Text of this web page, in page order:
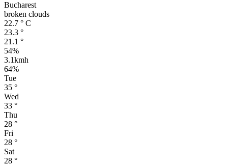
Bucharest
broken clouds
22.7 ° C
23.3 °
21.1 °
54%
3.1kmh
64%
Tue
35 °
Wed
33 °
Thu
28 °
Fri
28 °
Sat
28 °